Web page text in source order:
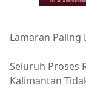
Lamaran Paling
Seluruh Proses
Kalimantan